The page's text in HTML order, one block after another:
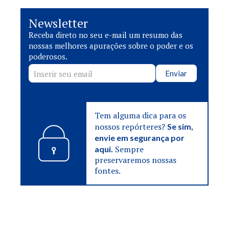
Newsletter
Receba direto no seu e-mail um resumo das
nossas melhores apurações sobre o poder e os
poderosos.
Enviar
Tem alguma dica para os
nossos repórteres?Se sim,
envie em segurança por
aqui. Sempre
preservaremos nossas
fontes.